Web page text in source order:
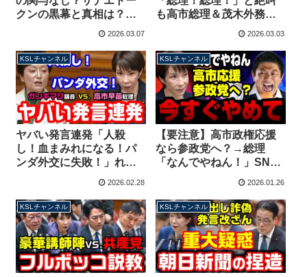
クンの黒幕と真相は？今
知っておくべき”危険なこ
2026.03.07
も高市総理＆茂木外務大
臣が冷静に処理してしま
戦【KSLチャンネル】
2026.03.03
KSLチャンネル
ヤバい発言連発「人殺
し！血まみれになる！パ
ンダ外交に失敗！」れい
わ新選組の奥田ふみよが
果てる事態に【KSLチャ
ンネル】
2026.02.28
KSLチャンネル
【要注意】高市政権応援
なら参政党へ？→総理
「なんでやねん！」SNS
で暗躍する誤った投票勧
ンネル】
2026.01.26
KSLチャンネル KSLチャンネル